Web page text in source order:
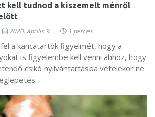
kell tudnod a kiszemelt ménről
2020. április 9. 1 perces
a kancatartók figyelmét, hogy a
is figyelembe kell venni ahhoz, hogy
csikó nyilvántartásba vételekor ne